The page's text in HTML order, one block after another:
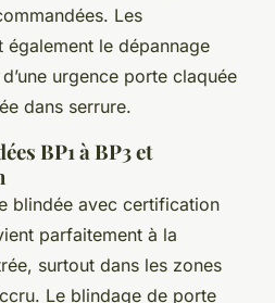
Les
également le dépannage
urgence porte claquée
dans serrure.
BP1 à BP3 et
blindée avec certification
parfaitement à la
surtout dans les zones
Le blindage de porte